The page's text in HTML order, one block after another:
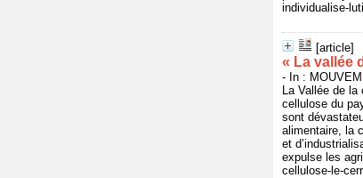
individualise-
[article]
« La vallée
- In :
La Vallée de
cellulose du
sont
alimentaire, la
et
expulse les
cellulose-le-